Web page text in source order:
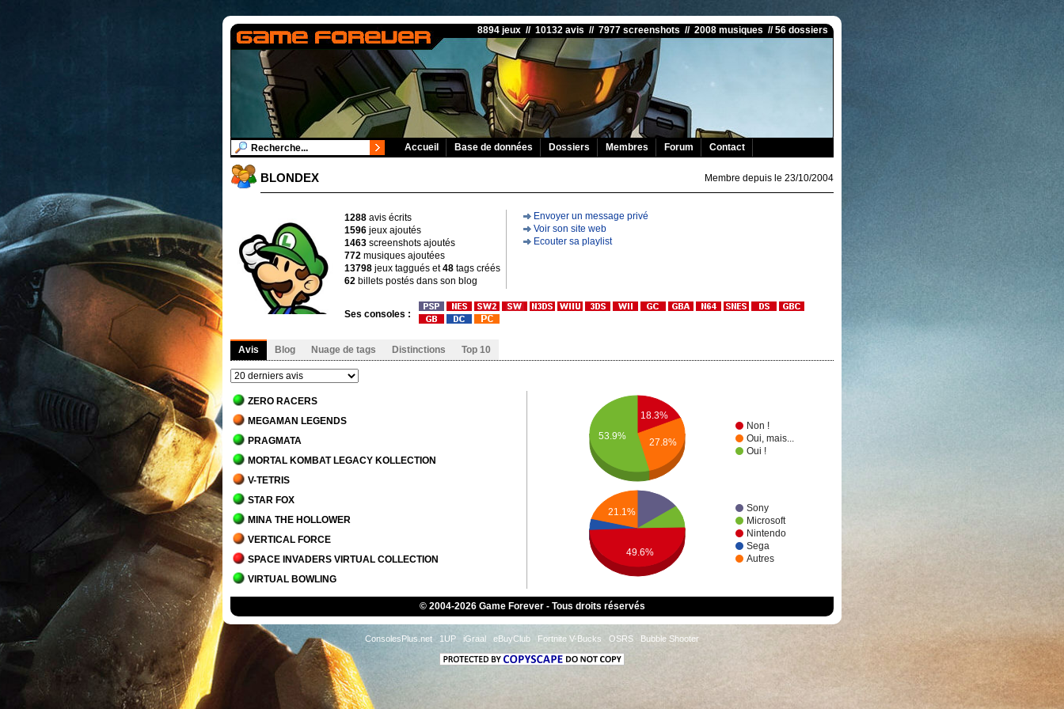
8894 jeux // 10132 avis // 7977 screenshots // 2008 musiques // 56 dossiers
Accueil Base de données Dossiers Membres Forum Contact
BLONDEX Membre depuis le 23/10/2004
1288 avis écrits
1596 jeux ajoutés
1463 screenshots ajoutés
772 musiques ajoutées
13798 jeux taggués et48 tags créés
62 billets postés dans son blog
Envoyer un message privé
Voir son site web
Ecouter sa playlist
Ses consoles :
Avis Blog Nuage de tags Distinctions Top 10
ZERO RACERS
MEGAMAN LEGENDS
PRAGMATA
MORTAL KOMBAT LEGACY KOLLECTION
V-TETRIS
STAR FOX
MINA THE HOLLOWER
VERTICAL FORCE
SPACE INVADERS VIRTUAL COLLECTION
VIRTUAL BOWLING
MORTAL KOMBAT 1
JACK BROS.
DETROIT - BECOME HUMAN
STAR WARS JEDI - SURVIVOR
MARIO'S TENNIS
THE MANSION OF INNSMOUTH
Non !
Oui, mais...
Oui !
18.3%
27.8%
53.9%
Sony
Microsoft
Nintendo
Sega
Autres
21.1%
49.6%
© 2004-2026 Game Forever - Tous droits réservés
ConsolesPlus.net 1UP iGraal eBuyClub Fortnite V-Bucks OSRS Bubble Shooter